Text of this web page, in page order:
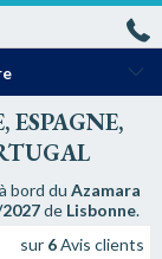
à bord du Azamara
de Lisbonne.
sur 6Avis clients